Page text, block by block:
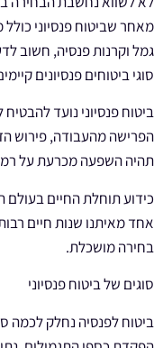
מאחר שביטוח פנסיוני כולל
גמל וקרנות פנסיה, חשוב
סוגי ביטוחים פנסיונים
ביטוח פנסיוני נועד
הפרישה מהעבודה, פירוש
תהיה השפעה מכרעת על
כידוע תוחלת החיים בעולם
אחד מאיתנו שנות חיים
בחירה מושכלת.
סוגים של ביטוח פנסיוני
ביטוח לפנסיה נחלק לכמה